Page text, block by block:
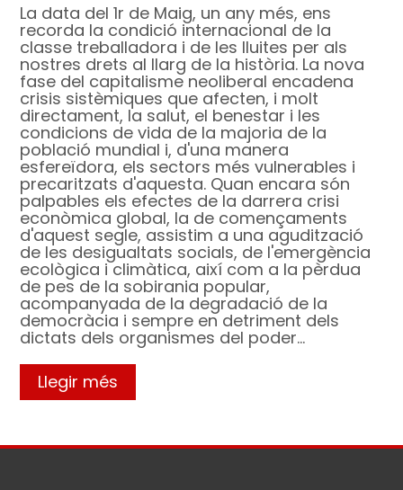
La data del 1r de Maig, un any més, ens
recorda la condició internacional de la
classe treballadora i de les lluites per als
nostres drets al llarg de la història. La nova
fase del capitalisme neoliberal encadena
crisis sistèmiques que afecten, i molt
directament, la salut, el benestar i les
condicions de vida de la majoria de la
població mundial i, d'una manera
esfereïdora, els sectors més vulnerables i
precaritzats d'aquesta. Quan encara són
palpables els efectes de la darrera crisi
econòmica global, la de començaments
d'aquest segle, assistim a una agudització
de les desigualtats socials, de l'emergència
ecològica i climàtica, així com a la pèrdua
de pes de la sobirania popular,
acompanyada de la degradació de la
democràcia i sempre en detriment dels
dictats dels organismes del poder…
Llegir més